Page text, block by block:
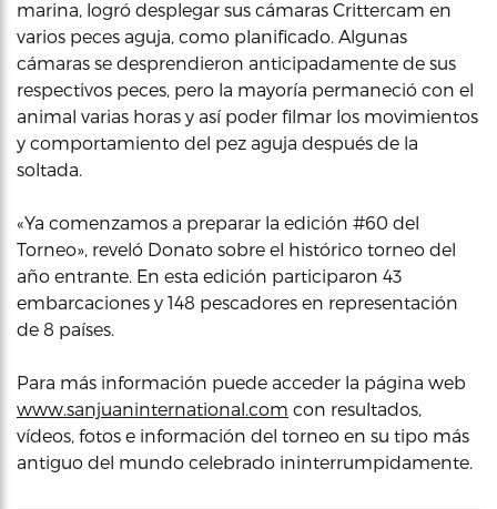
marina, logró desplegar sus cámaras Crittercam en
varios peces aguja, como planificado. Algunas
cámaras se desprendieron anticipadamente de sus
respectivos peces, pero la mayoría permaneció con el
animal varias horas y así poder filmar los movimientos
y comportamiento del pez aguja después de la
soltada.
«Ya comenzamos a preparar la edición #60 del
Torneo», reveló Donato sobre el histórico torneo del
año entrante. En esta edición participaron 43
embarcaciones y 148 pescadores en representación
de 8 países.
Para más información puede acceder la página web
www.sanjuaninternational.com con resultados,
vídeos, fotos e información del torneo en su tipo más
antiguo del mundo celebrado ininterrumpidamente.